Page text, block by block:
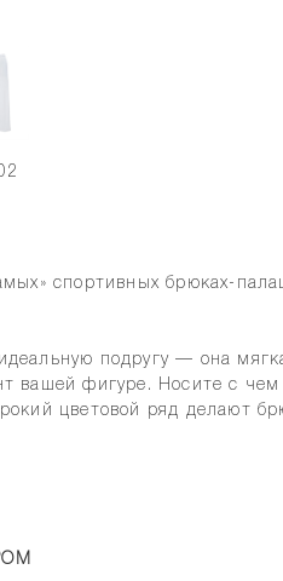
спортивных брюках-
подругу — она
вашей фигуре. Носите с чем
цветовой ряд делают